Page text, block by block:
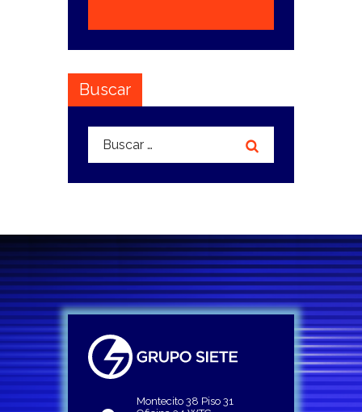
Buscar
Buscar:
Montecito 38 Piso 31